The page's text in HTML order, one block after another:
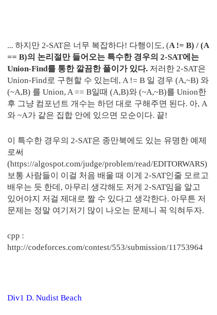
... 하지만 2-SAT은 너무 복잡하다! 다행이도, (A != B) / (A
== B)의 논리절만 들어오는 특수한 경우의 2-SAT에는
Union-Find를 통한 깔끔한 풀이가 있다. 저러한 2-SAT은
Union-Find로 구현할 수 있는데, A != B 일 경우 (A,~B) 와
(~A,B) 를 Union, A == B일때 (A,B)와 (~A,~B)를 Union한
후 그냥 컴포넌트 개수는 하던 대로 구해주면 된다. 아, A
와 ~A가 같은 집합 안에 있으면 모순이다. 끝!
이 특수한 경우의 2-SAT은 종만북에도 있는 유명한 예제
로써
(https://algospot.com/judge/problem/read/EDITORWARS)
보통 사람들이 이걸 처음 배울 때 이게 2-SAT인줄 모르고
배우는 듯 한데, 아무리 생각해도 저게 2-SAT임을 알고
있어야지 저걸 제대로 짤 수 있다고 생각한다. 아무튼 저
문제는 정말 여기저기 많이 나오는 문제니 꼭 익혀두자.
cpp :
http://codeforces.com/contest/553/submission/11753964
Div1 D. Nudist Beach